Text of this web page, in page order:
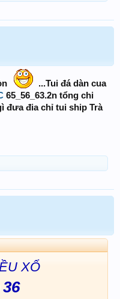
...Tui đá dàn cua
65_56_63.2n tổng chi
đưa đia chỉ tui ship Trà
XỔ
36